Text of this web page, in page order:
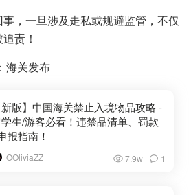
，一旦涉及走私或规避监管，不仅
责！
海关发布
新版】中国海关禁止入境物品攻略 -
生/游客必看！违禁品清单、罚款
报指南！
OOliviaZZ 7.9w 1